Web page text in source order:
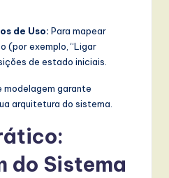
de Uso: Para mapear
(por exemplo, “Ligar
de estado iniciais.
modelagem garante
arquitetura do sistema.
do Sistema